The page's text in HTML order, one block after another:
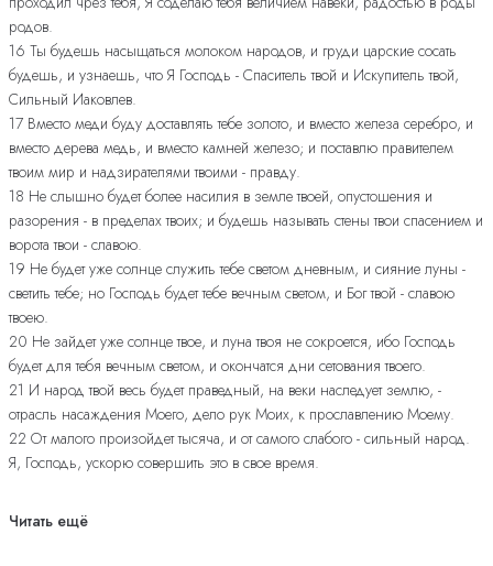
родов.
16 Ты будешь насыщаться молоком народов, и груди царские сосать
будешь, и узнаешь, что Я Господь - Спаситель твой и Искупитель твой,
Сильный Иаковлев.
17 Вместо меди буду доставлять тебе золото, и вместо железа серебро, и
вместо дерева медь, и вместо камней железо; и поставлю правителем
твоим мир и надзирателями твоими - правду.
18 Не слышно будет более насилия в земле твоей, опустошения и
разорения - в пределах твоих; и будешь называть стены твои спасением и
ворота твои - славою.
19 Не будет уже солнце служить тебе светом дневным, и сияние луны -
светить тебе; но Господь будет тебе вечным светом, и Бог твой - славою
твоею.
20 Не зайдет уже солнце твое, и луна твоя не сокроется, ибо Господь
будет для тебя вечным светом, и окончатся дни сетования твоего.
21 И народ твой весь будет праведный, на веки наследует землю, -
отрасль насаждения Моего, дело рук Моих, к прославлению Моему.
22 От малого произойдет тысяча, и от самого слабого - сильный народ.
Я, Господь, ускорю совершить это в свое время.
Читать ещё